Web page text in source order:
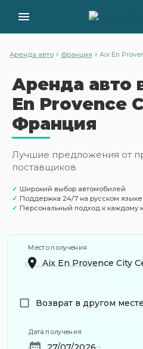
Аренда авто › Франция › Aix En
Аренда авто
En Provence
Франция
Лучшие предложения от
поставщиков
✓ Широкий выбор автомобилей
✓ Поддержка 24/7 на русском языке
✓ Персональный подход к каждому
Место получения
Возврат в другом месте
Дата получения